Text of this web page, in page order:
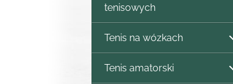
tenisowych
Tenis na wózkach
Tenis amatorski